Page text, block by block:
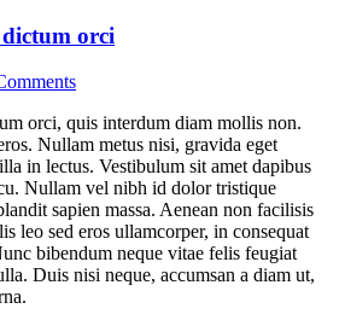
orci
orci, quis interdum diam mollis non.
Nullam metus nisi, gravida eget
in lectus. Vestibulum sit amet dapibus
Nullam vel nibh id dolor tristique
sapien massa. Aenean non facilisis
leo sed eros ullamcorper, in consequat
bibendum neque vitae felis feugiat
Duis nisi neque, accumsan a diam ut,